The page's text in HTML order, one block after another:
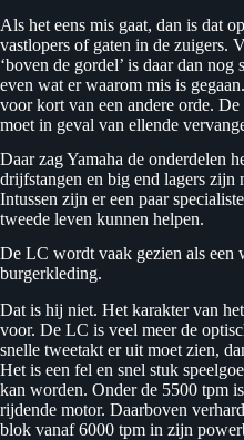
Als het eens mis gaat, dan is dat
vastlopers of gaten in de zuigers.
‘boven de gordel’ is daar dan
even wat er waarom mis is
voor kort van een andere orde.
moet in geval van ellende
Daar zag Yamaha de onderdelen
drijfstangen en big end lagers zijn
Intussen zijn er een paar
tweede leven kunnen helpen.
De LC wordt vaak gezien als een
burgerkleding.
Dat is hij niet. Het karakter van
voor. De LC is veel meer de
snelle tweetakt er uit moet zien,
Het is een fel en snel stuk
kan worden. Onder de 5500 tpm
rijdende motor. Daarboven
blok vanaf 6000 tpm in zijn